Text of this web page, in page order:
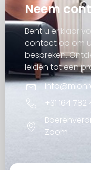
Neem
Bent u er klaar
contact op om
bespreken.
leiden tot een
+31 164 782
Zoom